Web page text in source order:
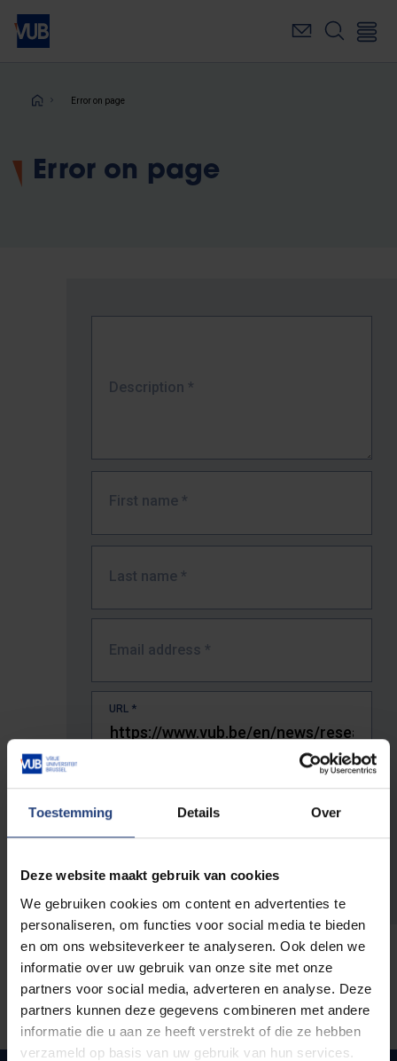
Toestemming Details Over
Deze website maakt gebruik van cookies
We gebruiken cookies om content en advertenties te
personaliseren, om functies voor social media te bieden
en om ons websiteverkeer te analyseren. Ook delen we
informatie over uw gebruik van onze site met onze
partners voor social media, adverteren en analyse. Deze
partners kunnen deze gegevens combineren met andere
informatie die u aan ze heeft verstrekt of die ze hebben
verzameld op basis van uw gebruik van hun services.
Skip
main
Breadcrumb
Error on page
Error on page
Description *
First name *
Last name *
Email address *
URL *
The full URL of the page where you encountered the error.